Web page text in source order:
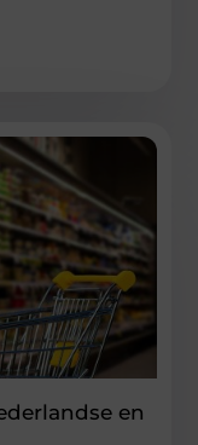
en